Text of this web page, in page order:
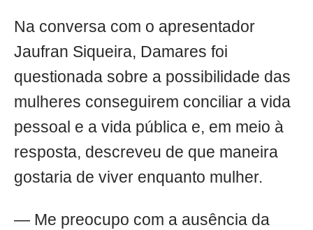
Na conversa com o apresentador
Jaufran Siqueira, Damares foi
questionada sobre a possibilidade das
mulheres conseguirem conciliar a vida
pessoal e a vida pública e, em meio à
resposta, descreveu de que maneira
gostaria de viver enquanto mulher.
— Me preocupo com a ausência da